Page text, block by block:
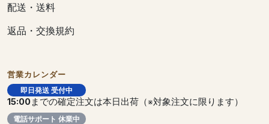
配送・送料
返品・交換規約
営業カレンダー
即日発送 受付中
15:00までの確定注文は本日出荷（※対象注文に限ります）
電話サポート 休業中